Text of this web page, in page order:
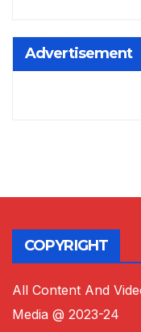
Advertisement
COPYRIGHT
All Content And
Media @ 2023-24